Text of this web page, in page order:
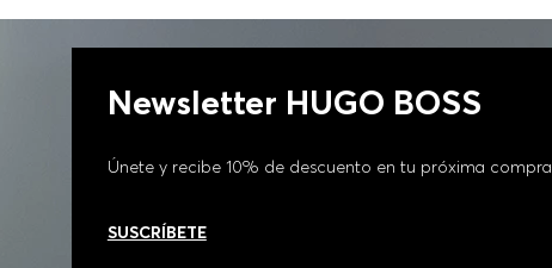
Newsletter HUGO BOSS
Únete y recibe 10% de descuento en tu próxima compra
SUSCRÍBETE